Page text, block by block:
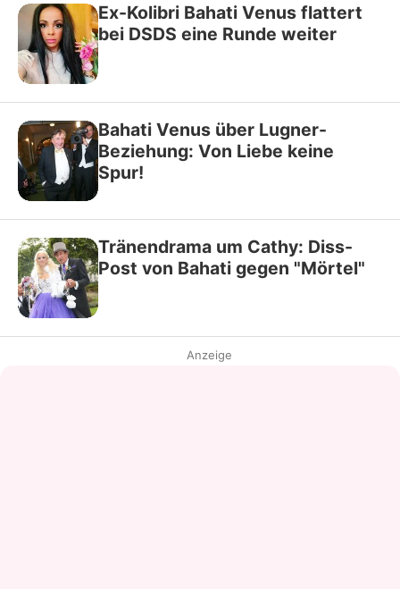
Ex-Kolibri Bahati Venus flattert
bei DSDS eine Runde weiter
Bahati Venus über Lugner-
Beziehung: Von Liebe keine
Spur!
Tränendrama um Cathy: Diss-
Post von Bahati gegen "Mörtel"
Anzeige